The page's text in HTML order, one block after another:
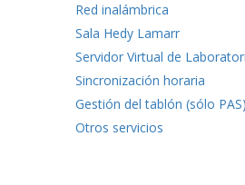
Red inalámbrica
Sala Hedy Lamarr
Servidor Virtual de
Sincronización horaria
Gestión del tablón (sólo PAS)
Otros servicios